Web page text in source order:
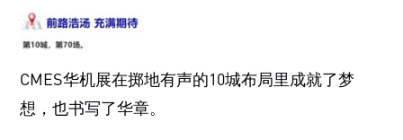
CMES华机展在掷地有声的10城布局里成就了梦
想，也书写了华章。